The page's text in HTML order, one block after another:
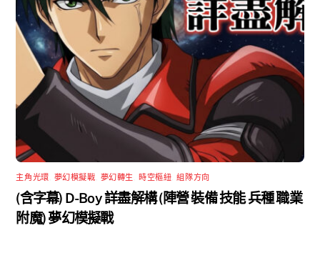
主角光環 夢幻模擬戰 夢幻轉生 ,時空樞紐 ,組隊方向
(含字幕) D-Boy 詳盡解構 (陣營 裝備 技能 兵種 職業
附魔) 夢幻模擬戰